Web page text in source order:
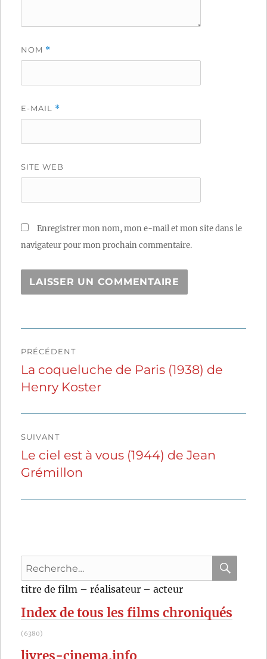
NOM *
E-MAIL *
SITE WEB
Enregistrer mon nom, mon e-mail et mon site dans le
navigateur pour mon prochain commentaire.
de
l’article
PRÉCÉDENT
Publication
précédente :
La coqueluche de Paris (1938) de
Henry Koster
SUIVANT
Publication
suivante :
Le ciel est à vous (1944) de Jean
Grémillon
Recherche
pour
:
titre de film – réalisateur – acteur
Index de tous les films chroniqués
(6380)
livres-cinema.info